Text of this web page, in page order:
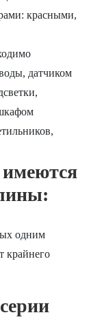
красными,
датчиком
имеются
одним
крайнего